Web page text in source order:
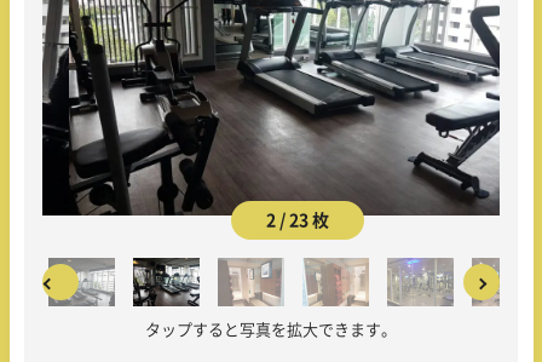
2 / 23 枚
タップすると写真を拡大できます。